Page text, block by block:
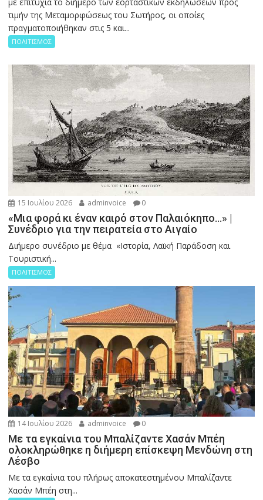
τιμήν της Μεταμορφώσεως του Σωτήρος, οι οποίες
πραγματοποιήθηκαν στις 5 και...
ΠΟΛΙΤΙΣΜΟΣ
15 Ιουλίου 2026 adminvoice 0
«Μια φορά κι έναν καιρό στον Παλαιόκηπο…» |
Συνέδριο για την πειρατεία στο Αιγαίο
Διήμερο συνέδριο με θέμα «Ιστορία, Λαϊκή Παράδοση και
Τουριστική...
ΠΟΛΙΤΙΣΜΟΣ
14 Ιουλίου 2026 adminvoice 0
Με τα εγκαίνια του Μπαλίζαντε Χασάν Μπέη
ολοκληρώθηκε η διήμερη επίσκεψη Μενδώνη στη
Λέσβο
Με τα εγκαίνια του πλήρως αποκατεστημένου Μπαλίζαντε
Χασάν Μπέη στη...